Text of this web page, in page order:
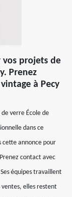
vos projets de
Prenez
à Pecy
verre École de
dans ce
cette annonce pour
contact avec
équipes travaillent
ventes, elles restent